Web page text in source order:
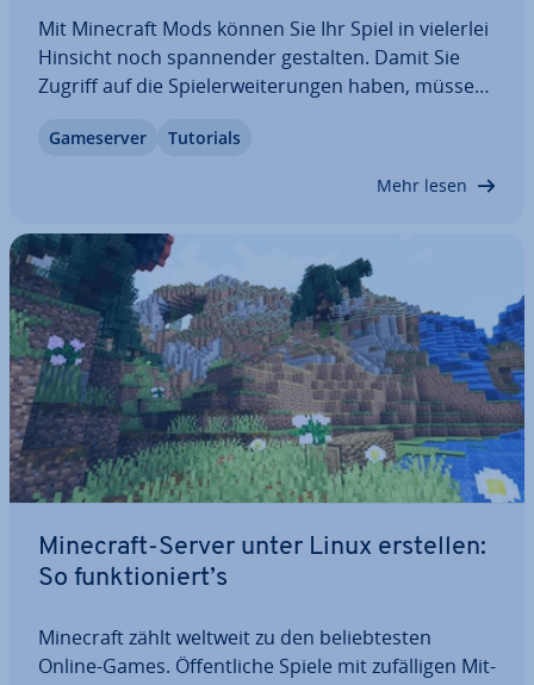
Mit Minecraft Mods können Sie Ihr Spiel in vielerlei
Hinsicht noch span­nen­der gestalten. Damit Sie
Zugriff auf die Spie­ler­wei­te­run­gen haben, müssen
Tools in nur wenigen Schritten. Wir stellen Ihnen
Game­ser­ver Tutorials
Mehr lesen
Minecraft-Server unter Linux erstellen:
So funk­tio­niert’s
Minecraft zählt weltweit zu den be­lieb­tes­ten
Online-Games. Öf­fent­li­che Spiele mit zu­fäl­li­gen Mit­